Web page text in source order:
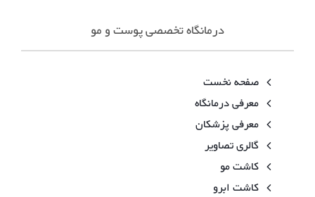
درمانگاه تخصصی پوست و مو
صفحه نخست
معرفی درمانگاه
معرفی پزشکان
گالری تصاویر
کاشت مو
کاشت ابرو